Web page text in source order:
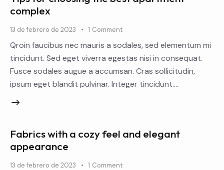
complex
13 de febrero de 2023 1 Comment
Qroin faucibus nec mauris a sodales, sed elementum mi
tincidunt. Sed eget viverra egestas nisi in consequat.
Fusce sodales augue a accumsan. Cras sollicitudin,
ipsum eget blandit pulvinar. Integer tincidunt.…
Fabrics with a cozy feel and elegant
appearance
13 de febrero de 2023 1 Comment